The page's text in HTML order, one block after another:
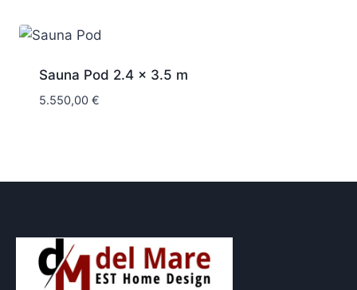
Sauna Pod 2.4 x 3.5 m
5.550,00 €